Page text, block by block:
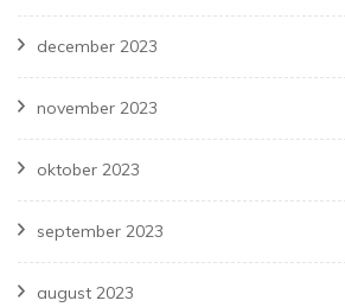
december 2023
november 2023
oktober 2023
september 2023
august 2023